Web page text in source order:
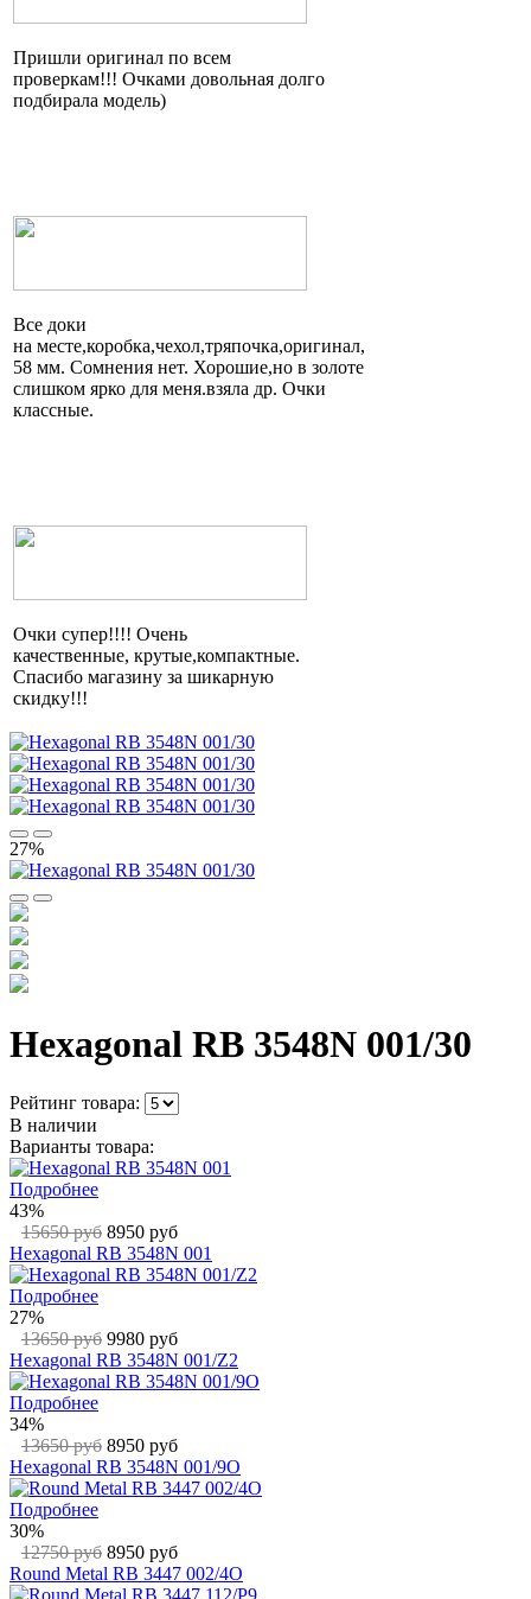
Пришли оригинал по всем
проверкам!!! Очками довольная долго
подбирала модель)
Все доки
на месте,коробка,чехол,тряпочка,оригинал,
58 мм. Сомнения нет. Хорошие,но в золоте
слишком ярко для меня.взяла др. Очки
классные.
Очки супер!!!! Очень
качественные, крутые,компактные.
Спасибо магазину за шикарную
скидку!!!
27%
Hexagonal RB 3548N 001/30
Рейтинг товара:
В наличии
Варианты товара:
Подробнее
43%
15650 руб 8950 руб
Hexagonal RB 3548N 001
Подробнее
27%
13650 руб 9980 руб
Hexagonal RB 3548N 001/Z2
Подробнее
34%
13650 руб 8950 руб
Hexagonal RB 3548N 001/9O
Подробнее
30%
12750 руб 8950 руб
Round Metal RB 3447 002/4O